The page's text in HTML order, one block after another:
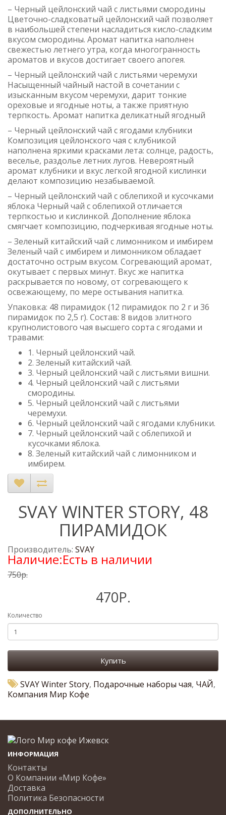
– Черный цейлонский чай с листьями смородины
Цветочно-сладковатый цейлонский чай позволяет
в наибольшей степени насладиться кисло-сладким
вкусом смородины. Аромат напитка наполнен
свежестью летнего утра, когда многогранность
ароматов и вкусов достигает своего апогея.
– Черный цейлонский чай с листьями черемухи
Насыщенный чайный настой в сочетании с
изысканным вкусом черемухи, дарит тонкие
ореховые и ягодные ноты, а также приятную
терпкость. Аромат напитка деликатный ягодный
– Черный цейлонский чай с ягодами клубники
Композиция цейлонского чая с клубникой
наполнена яркими красками лета: солнце, радость,
веселье, раздолье летних лугов. Невероятный
аромат клубники и вкус легкой ягодной кислинки
делают композицию незабываемой.
– Черный цейлонский чай с облепихой и кусочками
яблока Черный чай с облепихой отличается
терпкостью и кислинкой. Дополнение яблока
смягчает композицию, подчеркивая ягодные ноты.
– Зеленый китайский чай с лимонником и имбирем
Зеленый чай с имбирем и лимонником обладает
достаточно острым вкусом. Согревающий аромат,
окутывает с первых минут. Вкус же напитка
раскрывается по новому, от согревающего к
освежающему, по мере остывания напитка.
Упаковка: 48 пирамидок (12 пирамидок по 2 г и 36
пирамидок по 2,5 г). Состав: 8 видов элитного
крупнолистового чая высшего сорта с ягодами и
травами:
1. Черный цейлонский чай.
2. Зеленый китайский чай.
3. Черный цейлонский чай с листьями вишни.
4. Черный цейлонский чай с листьями
смородины.
5. Черный цейлонский чай с листьями
черемухи.
6. Черный цейлонский чай с ягодами клубники.
7. Черный цейлонский чай с облепихой и
кусочками яблока.
8. Зеленый китайский чай с лимонником и
имбирем.
SVAY WINTER STORY, 48
ПИРАМИДОК
Производитель: SVAY
Наличие:Есть в наличии
750р.
470Р.
Количество
Купить
SVAY Winter Story, Подарочные наборы чая, ЧАЙ,
Компания Мир Кофе
ИНФОРМАЦИЯ
Контакты
О Компании «Мир Кофе»
Доставка
Политика Безопасности
ДОПОЛНИТЕЛЬНО